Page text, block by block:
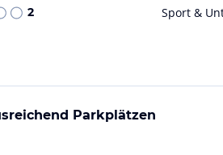
2 Sport &
Parkplätzen